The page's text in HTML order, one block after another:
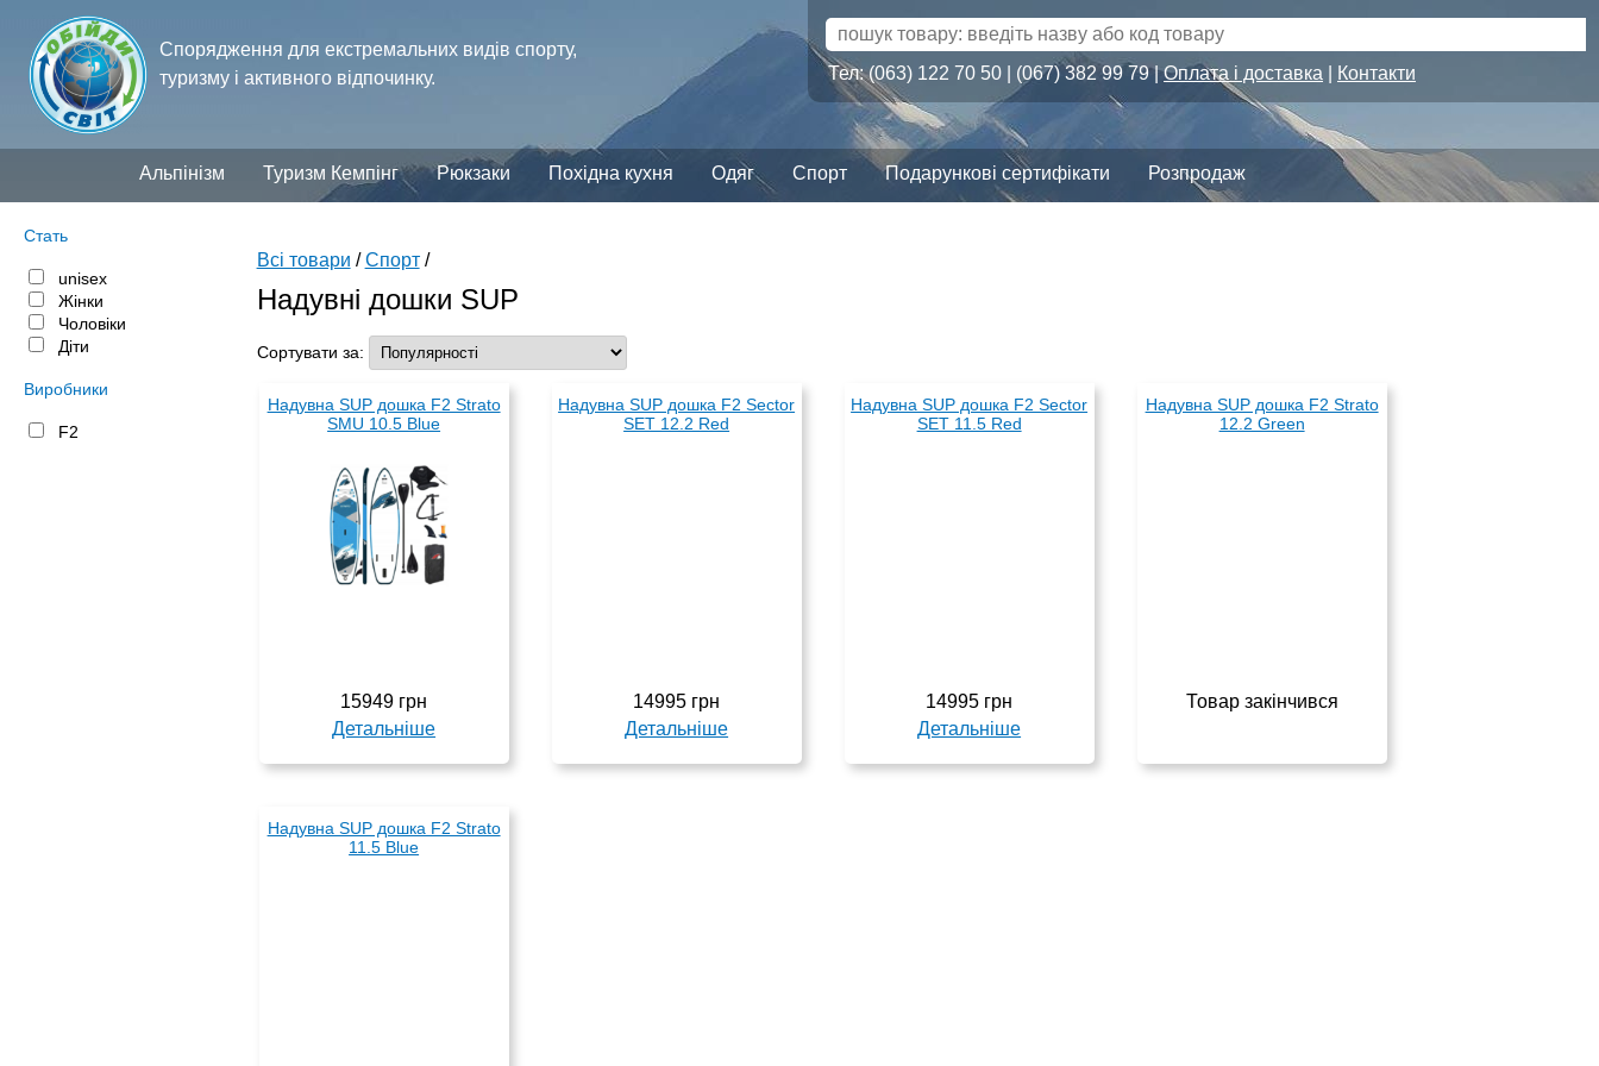
Тел: (063) 122 70 50 | (067) 382 99 79 |Оплата і доставка Контакти
Спорядження для екстремальних видів спорту,
туризму і активного відпочинку.
Альпінізм Туризм Кемпінг Рюкзаки Похідна кухня Одяг Спорт Подарункові сертифікати Розпродаж
Стать
unisex
Жінки
Чоловіки
Діти
Виробники
F2
Всі товари /Спорт/
Надувні дошки SUP
Сортувати за:
Надувна SUP дошка F2 Strato
SMU 10.5 Blue
15949 грн
Детальніше
Надувна SUP дошка F2 Sector
SET 12.2 Red
14995 грн
Детальніше
Надувна SUP дошка F2 Sector
SET 11.5 Red
14995 грн
Детальніше
Надувна SUP дошка F2 Strato
12.2 Green
Товар закінчився
Надувна SUP дошка F2 Strato
11.5 Blue